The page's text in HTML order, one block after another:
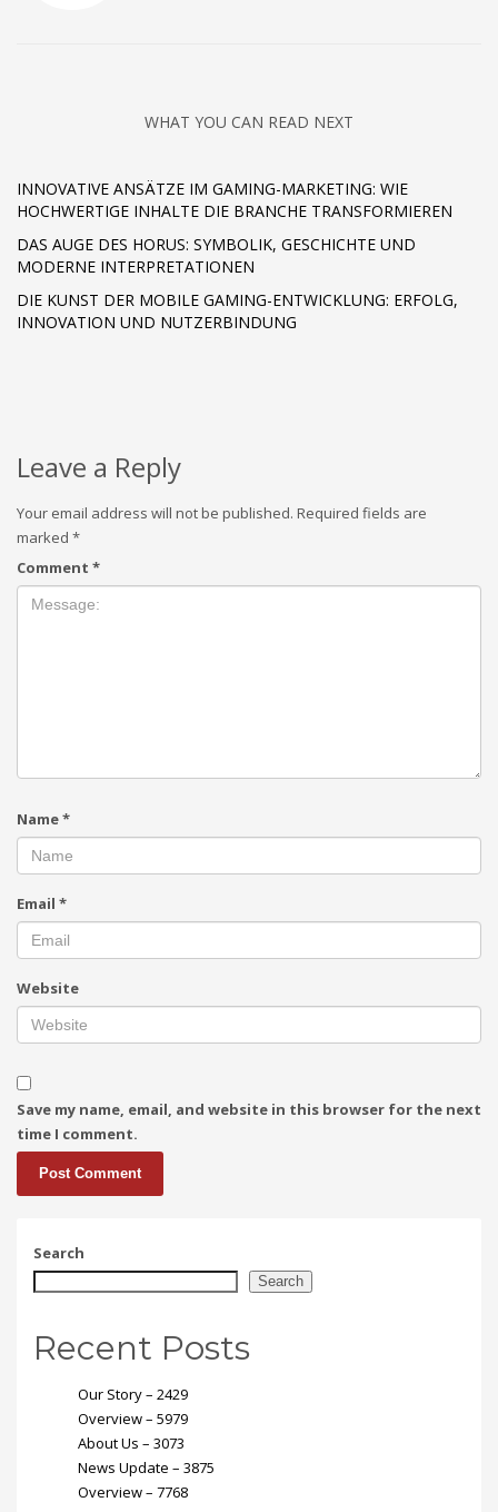
WHAT YOU CAN READ NEXT
INNOVATIVE ANSÄTZE IM GAMING-MARKETING: WIE
HOCHWERTIGE INHALTE DIE BRANCHE TRANSFORMIEREN
DAS AUGE DES HORUS: SYMBOLIK, GESCHICHTE UND
MODERNE INTERPRETATIONEN
DIE KUNST DER MOBILE GAMING-ENTWICKLUNG: ERFOLG,
INNOVATION UND NUTZERBINDUNG
Leave a Reply
Your email address will not be published. Required fields are
marked *
Comment *
Name*
Email *
Website
Save my name, email, and website in this browser for the next
time I comment.
Search
Search
Recent Posts
Our Story – 2429
Overview – 5979
About Us – 3073
News Update – 3875
Overview – 7768